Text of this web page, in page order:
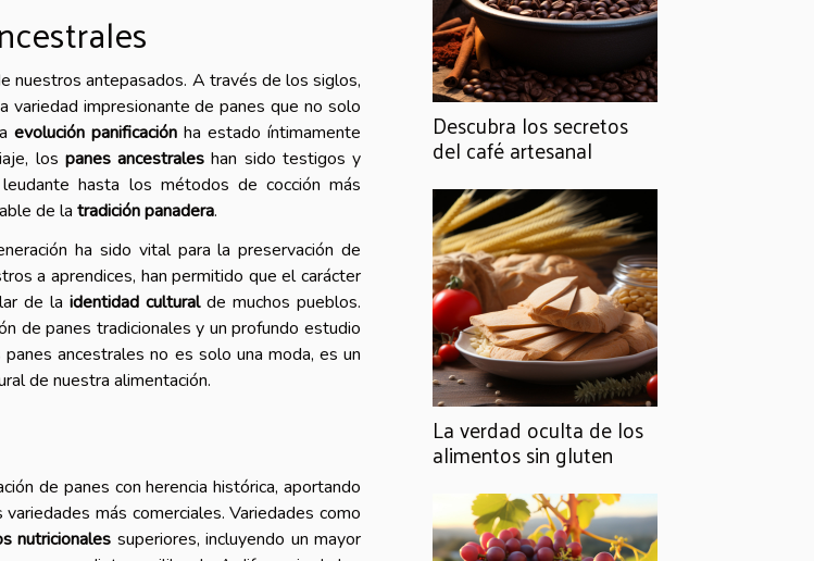
nuestros antepasados. A través de los siglos,
variedad impresionante de panes que no solo
evolución panificación ha estado íntimamente
los panes ancestrales han sido testigos y
hasta los métodos de cocción más
de la tradición panadera.
ha sido vital para la preservación de
a aprendices, han permitido que el carácter
de la identidad culturalde muchos pueblos.
de panes tradicionales y un profundo estudio
ancestrales no es solo una moda, es un
de nuestra alimentación.
de panes con herencia histórica, aportando
más comerciales. Variedades como
nutricionales superiores, incluyendo un mayor
Descubra los secretos
del café artesanal
La verdad oculta de los
alimentos sin gluten